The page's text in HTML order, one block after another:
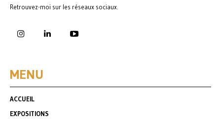
Retrouvez-moi sur les réseaux sociaux.
MENU
ACCUEIL
EXPOSITIONS